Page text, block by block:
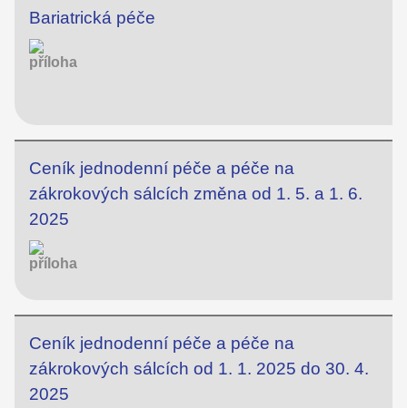
Bariatrická péče
Ceník jednodenní péče a péče na
zákrokových sálcích změna od 1. 5. a 1. 6.
2025
Ceník jednodenní péče a péče na
zákrokových sálcích od 1. 1. 2025 do 30. 4.
2025